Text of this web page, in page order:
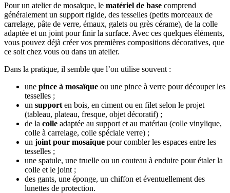
Pour un atelier de mosaïque, le matériel de base comprend
généralement un support rigide, des tesselles (petits morceaux de
carrelage, pâte de verre, émaux, galets ou grès cérame), de la colle
adaptée et un joint pour finir la surface. Avec ces quelques éléments,
vous pouvez déjà créer vos premières compositions décoratives, que
ce soit chez vous ou dans un atelier.
Dans la pratique, il semble que l’on utilise souvent :
une pince à mosaïque ou une pince à verre pour découper les
tesselles ;
un support en bois, en ciment ou en filet selon le projet
(tableau, plateau, fresque, objet décoratif) ;
de la colle adaptée au support et au matériau (colle vinylique,
colle à carrelage, colle spéciale verre) ;
un joint pour mosaïque pour combler les espaces entre les
tesselles ;
une spatule, une truelle ou un couteau à enduire pour étaler la
colle et le joint ;
des gants, une éponge, un chiffon et éventuellement des
lunettes de protection.